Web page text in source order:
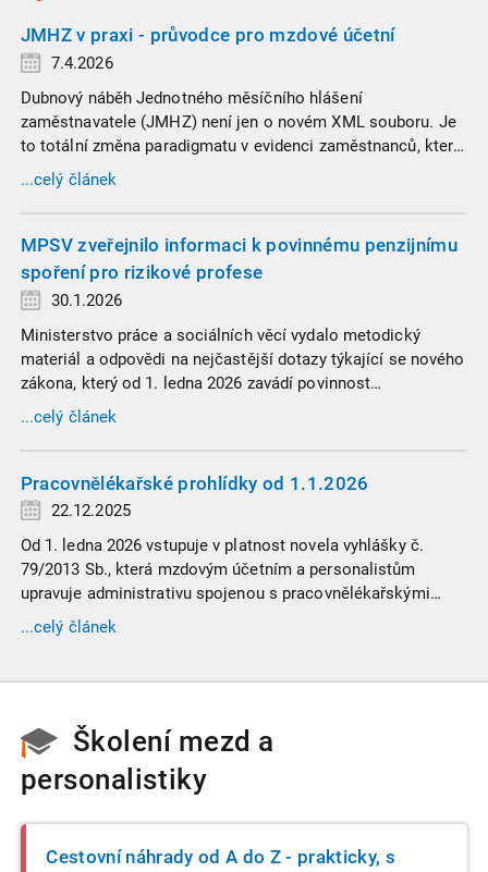
JMHZ v praxi - průvodce pro mzdové účetní
7.4.2026
Dubnový náběh Jednotného měsíčního hlášení
zaměstnavatele (JMHZ) není jen o novém XML souboru. Je
to totální změna paradigmatu v evidenci zaměstnanců, která
propojuje sociální správu, finanční úřady a úřady práce do
jednoho nekompromisního celku
...celý článek
MPSV zveřejnilo informaci k povinnému penzijnímu
spoření pro rizikové profese
30.1.2026
Ministerstvo práce a sociálních věcí vydalo metodický
materiál a odpovědi na nejčastější dotazy týkající se nového
zákona, který od 1. ledna 2026 zavádí povinnost
zaměstnavatelů přispívat na spoření na stáří zaměstnancům
v náročných profesích.
...celý článek
Pracovnělékařské prohlídky od 1.1.2026
22.12.2025
Od 1. ledna 2026 vstupuje v platnost novela vyhlášky č.
79/2013 Sb., která mzdovým účetním a personalistům
upravuje administrativu spojenou s pracovnělékařskými
prohlídkami. Vybrali jsme tři zásadní změny, které ovlivní
vaši každodenní praxi, a stručný přehled ostatních novinek.
...celý článek
Školení mezd a
personalistiky
Cestovní náhrady od A do Z - prakticky, s